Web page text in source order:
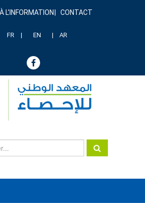
L'INFORMATION CONTACT
FR EN AR